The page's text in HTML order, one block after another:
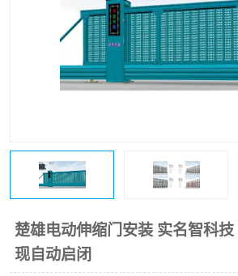
楚雄电动伸缩门安装 实名智科
现自动启闭